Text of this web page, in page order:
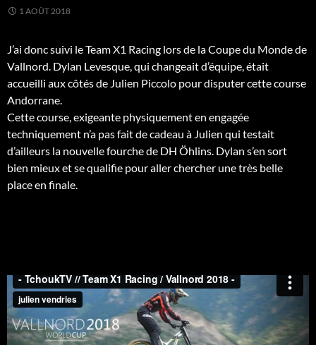
1 AOÛT 2018
J’ai donc suivi leTeam X1 Racing lors de la Coupe du Monde de
Vallnord. Dylan Levesque, qui changeait d’équipe, était
accueilli aux côtés de Julien Piccolo pour disputer cette course
Andorrane.
Cette course, exigeante physiquement en engagée
techniquement n’a pas fait de cadeau à Julien qui testait
d’ailleurs la nouvelle fourche de DH Öhlins. Dylan s’en sort
bien mieux et se qualifie pour aller chercher une très belle
place en finale.